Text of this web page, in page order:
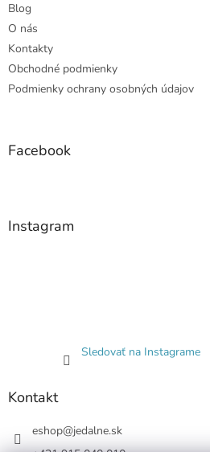
Blog
O nás
Kontakty
Obchodné podmienky
Podmienky ochrany osobných údajov
Facebook
Instagram
Sledovať na Instagrame
Kontakt
eshop@jedalne.sk